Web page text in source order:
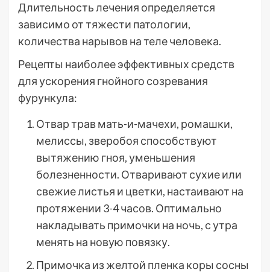
Длительность лечения определяется
зависимо от тяжести патологии,
количества нарывов на теле человека.
Рецепты наиболее эффективных средств
для ускорения гнойного созревания
фурункула:
Отвар трав мать-и-мачехи, ромашки,
мелиссы, зверобоя способствуют
вытяжению гноя, уменьшения
болезненности. Отваривают сухие или
свежие листья и цветки, настаивают на
протяжении 3-4 часов. Оптимально
накладывать примочки на ночь, с утра
менять на новую повязку.
Примочка из желтой пленка коры сосны